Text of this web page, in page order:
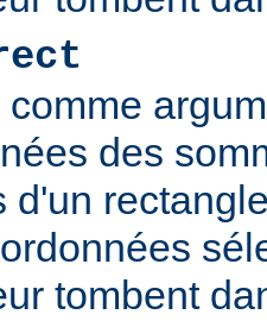
des
d'un
tombent